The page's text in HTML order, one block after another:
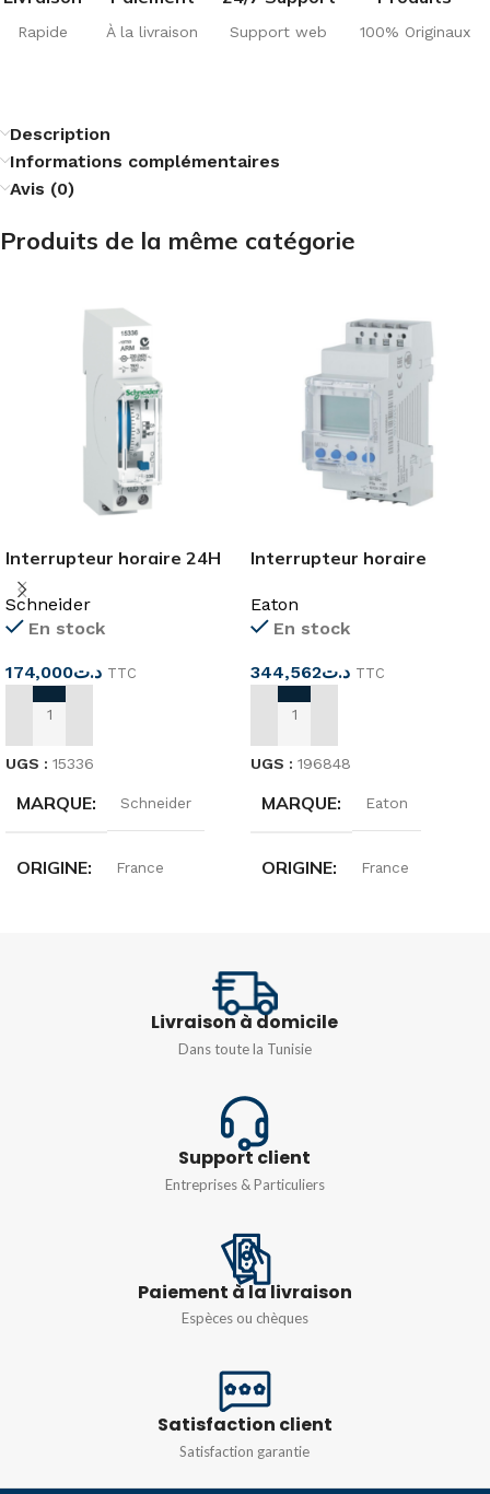
Rapide À la livraison Support web 100% Originaux
Description
Informations complémentaires
Avis (0)
Produits de la même catégorie
Interrupteur horaire 24H
1canal réserve de marche
100h
Schneider
En stock
د.ت174,000 TTC
AJOUTER AU PANIER
UGS : 15336
MARQUE Schneider
ORIGINE France
Interrupteur horaire
Eaton
En stock
د.ت344,562 TTC
AJOUTER AU PANIER
UGS : 196848
MARQUE Eaton
ORIGINE France
COURANT NOMINAL
16A
Livraison à domicile
Dans toute la Tunisie
Support client
Entreprises & Particuliers
Paiement à la livraison
Espèces ou chèques
Satisfaction client
Satisfaction garantie